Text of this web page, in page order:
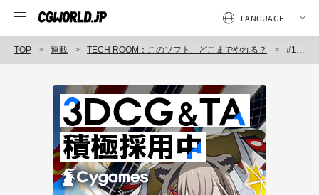
TOP 連載 TECH ROOM：このソフト、どこまでやれる？ #12【Unreal Engine】バージョン管理、そのポイントについて考える会！